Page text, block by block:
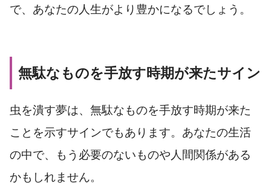
で、あなたの人生がより豊かになるでしょう。
無駄なものを手放す時期が来たサイン
虫を潰す夢は、無駄なものを手放す時期が来た
ことを示すサインでもあります。あなたの生活
の中で、もう必要のないものや人間関係がある
かもしれません。